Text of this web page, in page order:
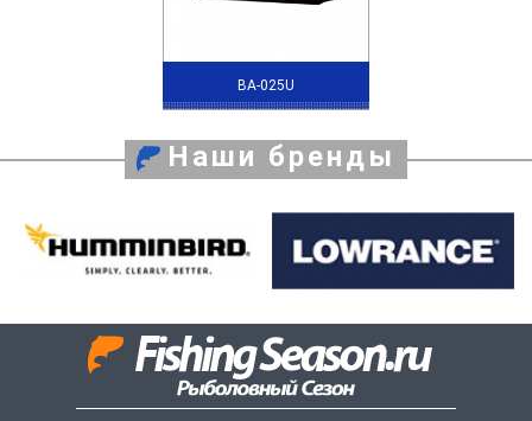
BA-025U
Наши бренды